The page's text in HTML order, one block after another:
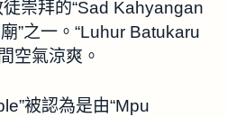
崇拜的“Sad Kahyangan
”之一。“Luhur Batukaru
空氣涼爽。
被認為是由“Mpu